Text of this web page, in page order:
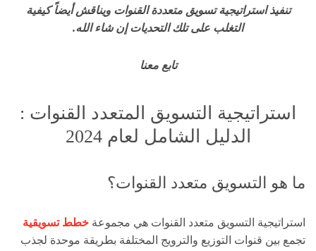
تنفيذ استراتيجية تسويق متعددة القنوات ويناقش أيضاً كيفية
التغلب على تلك التحديات إن شاء الله.
تابع معنا
استراتيجية التسويق المتعدد القنوات :
الدليل الشامل لعام 2024
ما هو التسويق متعدد القنوات؟
استراتيجية التسويق متعدد القنوات هي مجموعة خطط تسويقية
تجمع بين قنوات التوزيع والترويج المختلفة بطريقة موحدة لجذب